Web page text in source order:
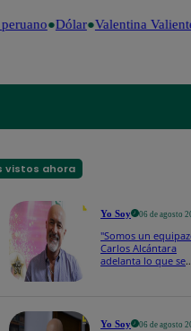
Dólar Valentina Valiente
vistos ahora
Yo Soy 06 de agosto
"Somos un
Carlos Alcántara
adelanta lo que se
Yo Soy 06 de agosto